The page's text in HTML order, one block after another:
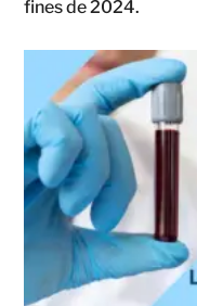
fines de 2024.